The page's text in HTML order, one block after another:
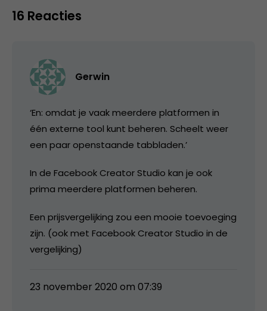
16 Reacties
Gerwin
‘En: omdat je vaak meerdere platformen in
één externe tool kunt beheren. Scheelt weer
een paar openstaande tabbladen.’
In de Facebook Creator Studio kan je ook
prima meerdere platformen beheren.
Een prijsvergelijking zou een mooie toevoeging
zijn. (ook met Facebook Creator Studio in de
vergelijking)
23 november 2020 om 07:39